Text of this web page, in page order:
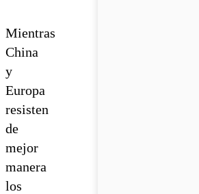
Mientras
China
y
Europa
resisten
de
mejor
manera
los